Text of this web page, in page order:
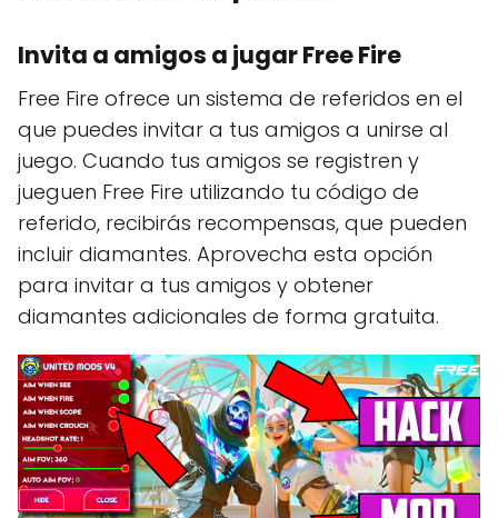
Invita a amigos a jugar Free Fire
Free Fire ofrece un sistema de referidos en el
que puedes invitar a tus amigos a unirse al
juego. Cuando tus amigos se registren y
jueguen Free Fire utilizando tu código de
referido, recibirás recompensas, que pueden
incluir diamantes. Aprovecha esta opción
para invitar a tus amigos y obtener
diamantes adicionales de forma gratuita.